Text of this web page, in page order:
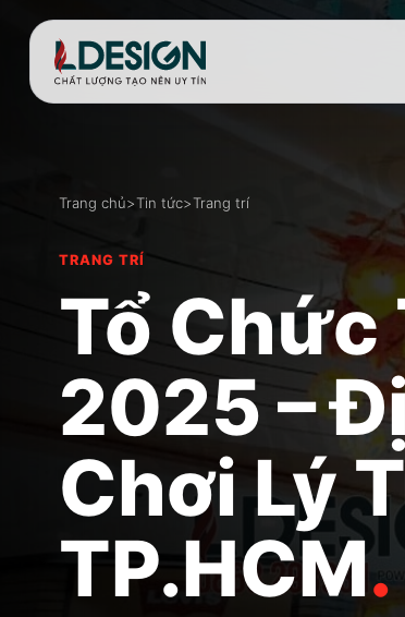
Trang chủ>Tin tức>Trang trí
TRANG TRÍ
Tổ Chức
2025 –
Chơi Lý
TP.HCM.